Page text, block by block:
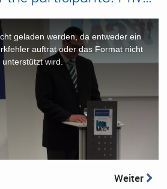
geladen werden, da entweder ein
auftrat oder das Format nicht
unterstützt wird.
Weiter